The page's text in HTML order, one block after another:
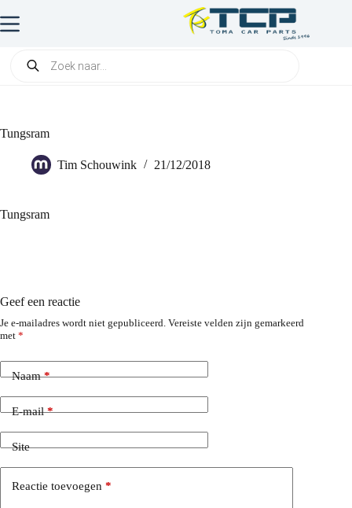
Tungsram
Tim Schouwink 21/12/2018
Tungsram
Geef een reactie
Je e-mailadres wordt niet gepubliceerd. Vereiste velden zijn gemarkeerd
met *
Naam*
E-mail*
Site
Reactie toevoegen *